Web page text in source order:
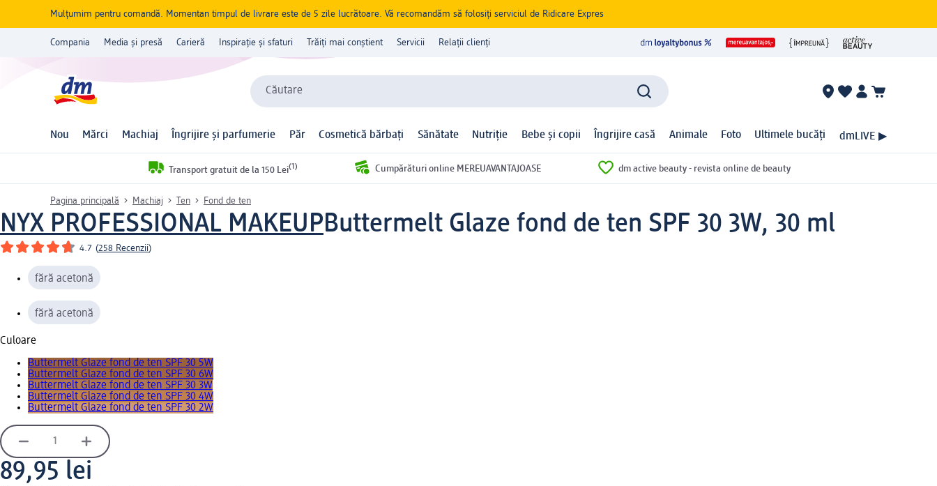
Mulțumim pentru comandă. Momentan timpul de livrare este de 5 zile lucrătoare. Vă recomandăm să folosiți serviciul de Ridicare Expres
Compania Media și presă Carieră Inspirație și sfaturi Trăiți mai conștient Servicii Relații clienți
Căutare
Nou Mărci Machiaj Îngrijire și parfumerie Păr Cosmetică bărbați Sănătate Nutriție Bebe și copii Îngrijire casă Animale Foto Ultimele bucăți dmLIVE ▶
Transport gratuit de la 150 Lei(1) Cumpărături online MEREUAVANTAJOASE dm active beauty - revista online de beauty
Pagina principală Machiaj Ten Fond de ten
NYX PROFESSIONAL MAKEUPButtermelt Glaze fond de ten SPF 30 3W, 30 ml
4.7 (258 Recenzii)
fără acetonă
fără acetonă
Culoare
Buttermelt Glaze fond de ten SPF 30 5W
Buttermelt Glaze fond de ten SPF 30 6W
Buttermelt Glaze fond de ten SPF 30 3W
Buttermelt Glaze fond de ten SPF 30 4W
Buttermelt Glaze fond de ten SPF 30 2W
89,95 lei